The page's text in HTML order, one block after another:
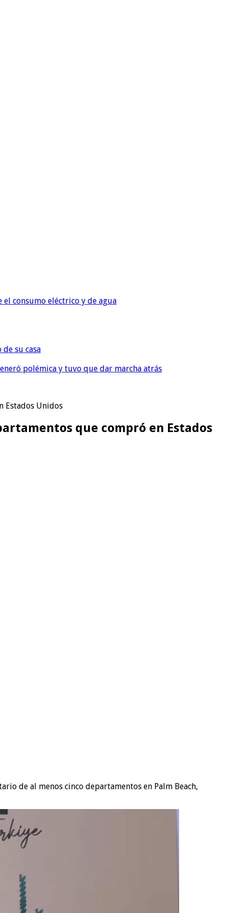
consumo eléctrico y de agua
su casa
polémica y tuvo que dar marcha atrás
Estados Unidos
que compró en Estados
de al menos cinco departamentos en Palm Beach,